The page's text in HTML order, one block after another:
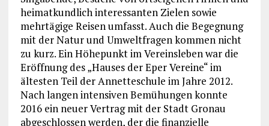
heimatkundlich interessanten Zielen sowie
mehrtägige Reisen umfasst. Auch die Begegnung
mit der Natur und Umweltfragen kommen nicht
zu kurz. Ein Höhepunkt im Vereinsleben war die
Eröffnung des „Hauses der Eper Vereine“ im
ältesten Teil der Annetteschule im Jahre 2012.
Nach langen intensiven Bemühungen konnte
2016 ein neuer Vertrag mit der Stadt Gronau
abgeschlossen werden, der die finanzielle